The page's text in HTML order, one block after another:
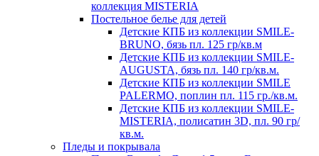
коллекция MISTERIA
Постельное белье для детей
Детские КПБ из коллекции SMILE-
BRUNO, бязь пл. 125 гр/кв.м
Детские КПБ из коллекции SMILE-
AUGUSTA, бязь пл. 140 гр/кв.м.
Детские КПБ из коллекции SMILE
PALERMO, поплин пл. 115 гр./кв.м.
Детские КПБ из коллекции SMILE-
MISTERIA, полисатин 3D, пл. 90 гр/
кв.м.
Пледы и покрывала